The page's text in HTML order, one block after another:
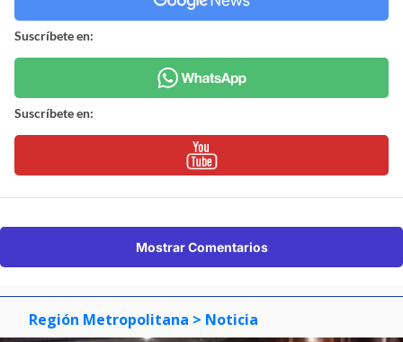
Suscríbete en:
Suscríbete en:
Mostrar Comentarios
Región Metropolitana > Noticia